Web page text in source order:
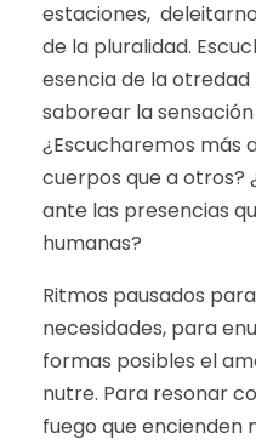
estaciones,
de la pluralidad.
esencia de la otredad
saborear la
¿Escucharemos más
cuerpos que a otros?
ante las presencias
humanas?
Ritmos pausados
necesidades, para
formas posibles el
nutre. Para resonar
fuego que encienden